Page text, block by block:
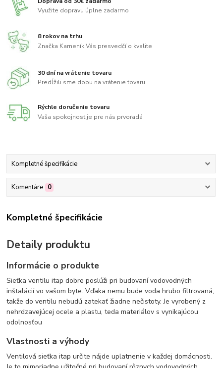
Využite dopravu úplne zadarmo
8 rokov na trhu
Značka Kameník Vás presvedčí o kvalite
30 dní na vrátenie tovaru
Predĺžili sme dobu na vrátenie tovaru
Rýchle doručenie tovaru
Vaša spokojnosť je pre nás prvoradá
Kompletné špecifikácie
Komentáre 0
Kompletné špecifikácie
Detaily produktu
Informácie o produkte
Sieťka ventilu itap dobre poslúži pri budovaní vodovodných
inštalácií vo vašom byte. Vďaka nemu bude voda hrubo filtrovaná,
takže do ventilu nebudú zatekať žiadne nečistoty. Je vyrobený z
nehrdzavejúcej ocele a plastu, teda materiálov s vynikajúcou
odolnosťou
Vlastnosti a výhody
Ventilová sieťka itap určite nájde uplatnenie v každej domácnosti.